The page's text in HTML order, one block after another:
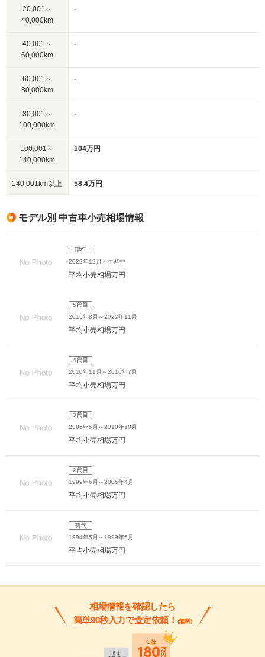
20,001～
40,000km
-
40,001～
60,000km
-
60,001～
80,000km
-
80,001～
100,000km
-
100,001～
140,000km
104万円
140,001km以上 58.4万円
モデル別 中古車小売相場情報
現行
2022年12月～生産中
平均小売相場万円
5代目
2016年8月～2022年11月
平均小売相場万円
4代目
2010年11月～2016年7月
平均小売相場万円
3代目
2005年5月～2010年10月
平均小売相場万円
2代目
1999年6月～2005年4月
平均小売相場万円
初代
1994年5月～1999年5月
平均小売相場万円
相場情報を確認したら
簡単90秒入力で査定依頼！ (無料)